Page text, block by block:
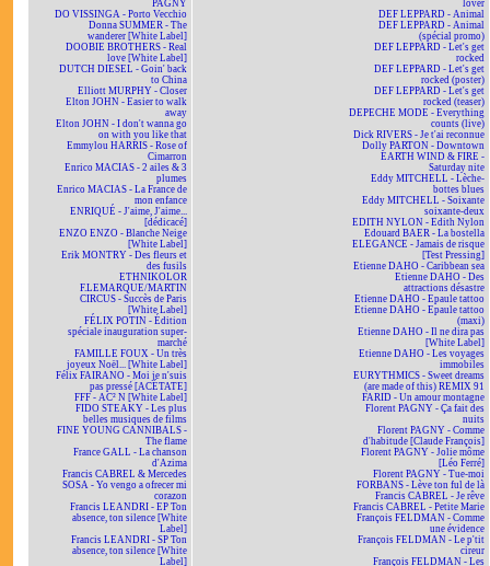
PAGNY
DO VISSINGA - Porto Vecchio
Donna SUMMER - The
wanderer [White Label]
DOOBIE BROTHERS - Real
love [White Label]
DUTCH DIESEL - Goin' back
to China
Elliott MURPHY - Closer
Elton JOHN - Easier to walk
away
Elton JOHN - I don't wanna go
on with you like that
Emmylou HARRIS - Rose of
Cimarron
Enrico MACIAS - 2 ailes & 3
plumes
Enrico MACIAS - La France de
mon enfance
ENRIQUÉ - J'aime, J'aime...
[dédicacé]
ENZO ENZO - Blanche Neige
[White Label]
Erik MONTRY - Des fleurs et
des fusils
ETHNIKOLOR
F.LEMARQUE/MARTIN
CIRCUS - Succès de Paris
[White Label]
FÉLIX POTIN - Édition
spéciale inauguration super-
marché
FAMILLE FOUX - Un très
joyeux Noël... [White Label]
Félix FAIRANO - Moi je n'suis
pas pressé [ACÉTATE]
FFF - AC² N [White Label]
FIDO STEAKY - Les plus
belles musiques de films
FINE YOUNG CANNIBALS -
The flame
France GALL - La chanson
d'Azima
Francis CABREL & Mercedes
SOSA - Yo vengo a ofrecer mi
corazon
Francis LEANDRI - EP Ton
absence, ton silence [White
Label]
Francis LEANDRI - SP Ton
absence, ton silence [White
Label]
lover
DEF LEPPARD - Animal
DEF LEPPARD - Animal
(spécial promo)
DEF LEPPARD - Let's get
rocked
DEF LEPPARD - Let's get
rocked (poster)
DEF LEPPARD - Let's get
rocked (teaser)
DEPECHE MODE - Everything
counts (live)
Dick RIVERS - Je t'ai reconnue
Dolly PARTON - Downtown
EARTH WIND & FIRE -
Saturday nite
Eddy MITCHELL - Lèche-
bottes blues
Eddy MITCHELL - Soixante
soixante-deux
EDITH NYLON - Edith Nylon
Edouard BAER - La bostella
ELEGANCE - Jamais de risque
[Test Pressing]
Etienne DAHO - Caribbean sea
Etienne DAHO - Des
attractions désastre
Etienne DAHO - Epaule tattoo
Etienne DAHO - Epaule tattoo
(maxi)
Etienne DAHO - Il ne dira pas
[White Label]
Etienne DAHO - Les voyages
immobiles
EURYTHMICS - Sweet dreams
(are made of this) REMIX 91
FARID - Un amour montagne
Florent PAGNY - Ça fait des
nuits
Florent PAGNY - Comme
d'habitude [Claude François]
Florent PAGNY - Jolie môme
[Léo Ferré]
Florent PAGNY - Tue-moi
FORBANS - Lève ton ful de là
Francis CABREL - Je rêve
Francis CABREL - Petite Marie
François FELDMAN - Comme
une évidence
François FELDMAN - Le p'tit
cireur
François FELDMAN - Les